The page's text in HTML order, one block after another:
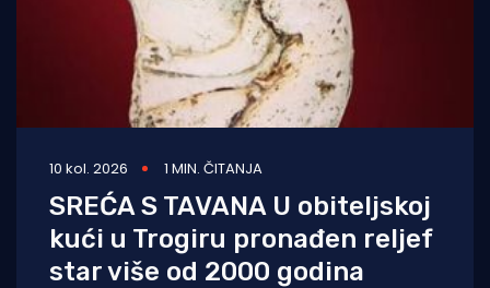
10 kol. 2026 1 MIN. ČITANJA
SREĆA S TAVANA U obiteljskoj
kući u Trogiru pronađen reljef
star više od 2000 godina